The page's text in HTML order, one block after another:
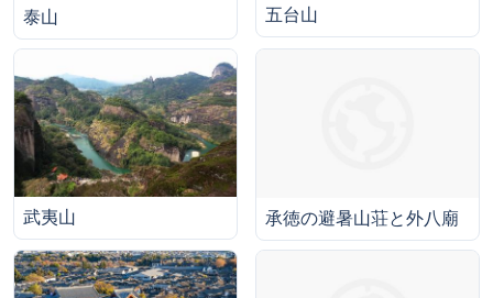
泰山 五台山
武夷山 承徳の避暑山荘と外八廟